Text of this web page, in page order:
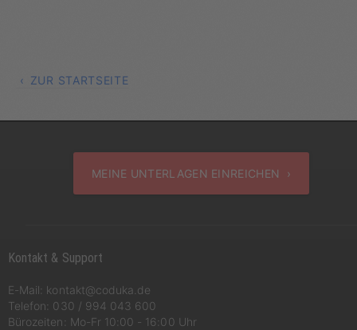
ZUR STARTSEITE
MEINE UNTERLAGEN EINREICHEN ›
Kontakt & Support
E-Mail: kontakt@coduka.de
Telefon: 030 / 994 043 600
Bürozeiten: Mo-Fr 10:00 - 16:00 Uhr